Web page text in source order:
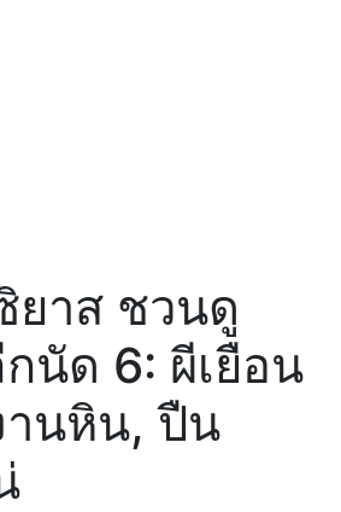
ยาส ชวนดู
นัด 6: ผีเยือน
านหิน, ปืน